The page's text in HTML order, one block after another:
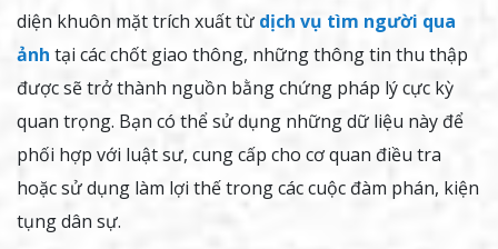
diện khuôn mặt trích xuất từ dịch vụ tìm người qua
ảnh tại các chốt giao thông, những thông tin thu thập
được sẽ trở thành nguồn bằng chứng pháp lý cực kỳ
quan trọng. Bạn có thể sử dụng những dữ liệu này để
phối hợp với luật sư, cung cấp cho cơ quan điều tra
hoặc sử dụng làm lợi thế trong các cuộc đàm phán, kiện
tụng dân sự.